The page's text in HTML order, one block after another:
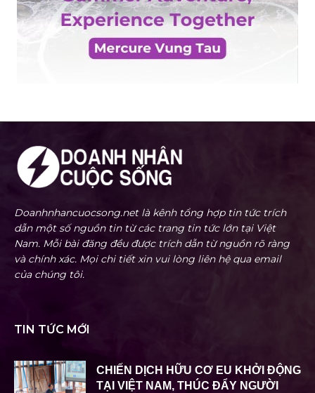
Doanhnhancuocsong.net là kênh tổng hợp tin tức trích
dẫn một số nguồn tin từ các trang tin tức lớn tại Việt
Nam. Mỗi bài đăng đều được trích dẫn từ nguồn rõ ràng
và chính xác. Mọi chi tiết xin vui lòng liên hệ qua email
của chúng tôi.
TIN TỨC MỚI
CHIẾN DỊCH HỮU CƠ EU KHỞI ĐỘNG
TẠI VIỆT NAM, THÚC ĐẨY NGƯỜI